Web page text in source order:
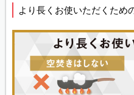
より長くお使いただくため